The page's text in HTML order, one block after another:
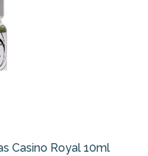
Casino Royal 10ml